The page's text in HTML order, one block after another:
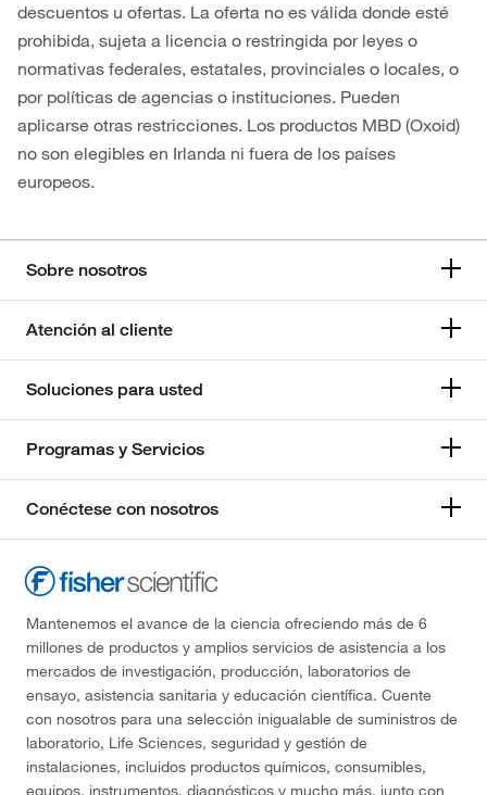
descuentos u ofertas. La oferta no es válida donde esté
prohibida, sujeta a licencia o restringida por leyes o
normativas federales, estatales, provinciales o locales, o
por políticas de agencias o instituciones. Pueden
aplicarse otras restricciones. Los productos MBD (Oxoid)
no son elegibles en Irlanda ni fuera de los países
europeos.
Sobre nosotros
Atención al cliente
Soluciones para usted
Programas y Servicios
Conéctese con nosotros
Mantenemos el avance de la ciencia ofreciendo más de 6
millones de productos y amplios servicios de asistencia a los
mercados de investigación, producción, laboratorios de
ensayo, asistencia sanitaria y educación científica. Cuente
con nosotros para una selección inigualable de suministros de
laboratorio, Life Sciences, seguridad y gestión de
instalaciones, incluidos productos químicos, consumibles,
equipos, instrumentos, diagnósticos y mucho más, junto con